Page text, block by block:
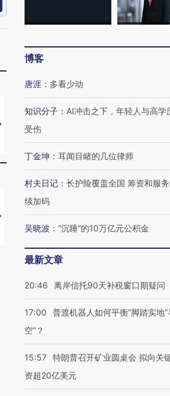
视线｜“入侵”还是“人道危
机”？难民潮撕裂西班牙
【推广】走进第四届链博
会，让数智科技“链”接产
【特别呈现】寻找100种
博客
唐涯 ： 多看少动
知识分子 ： AI冲击之下，年轻人与高学
受伤
丁金坤 ： 耳闻目睹的几位律师
村夫日记 ： 长护险覆盖全国 筹资和服
续加码
吴晓波 ： “沉睡”的10万亿元公积金
最新文章
20:46 离岸信托90天补税窗口期疑问
17:00
普渡机器人如何平衡“脚踏实地”
空”？
15:57 特朗普召开矿业圆桌会 拟向关
资超20亿美元